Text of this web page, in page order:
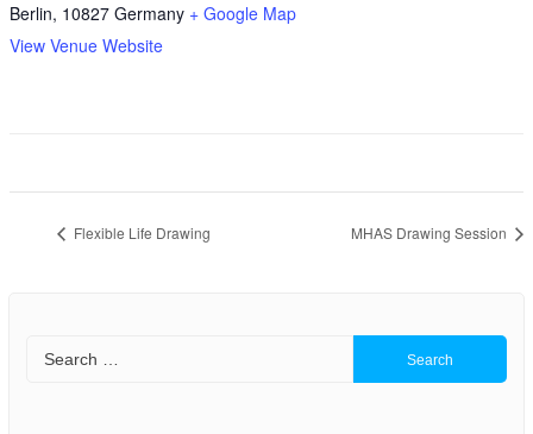
Berlin, 10827 Germany + Google Map
View Venue Website
Flexible Life Drawing MHAS Drawing Session
for: